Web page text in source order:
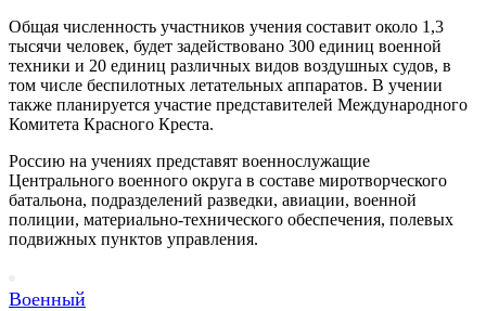
Общая численность участников учения составит около 1,3
тысячи человек, будет задействовано 300 единиц военной
техники и 20 единиц различных видов воздушных судов, в
том числе беспилотных летательных аппаратов. В учении
также планируется участие представителей Международного
Комитета Красного Креста.
Россию на учениях представят военнослужащие
Центрального военного округа в составе миротворческого
батальона, подразделений разведки, авиации, военной
полиции, материально-технического обеспечения, полевых
подвижных пунктов управления.
Военный